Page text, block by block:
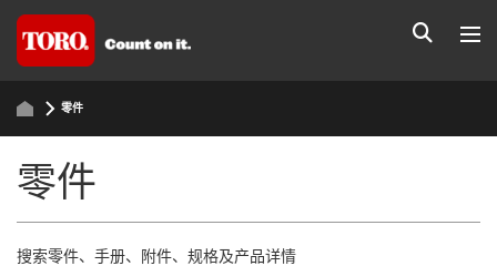
零件
零件
搜索零件、手册、附件、规格及产品详情